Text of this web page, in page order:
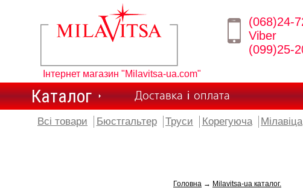
Інтернет магазин "Milavitsa-ua.com"
(068)24-
Viber
(099)25-
Каталог Доставка і оплата
Всі товари Бюстгальтер Труси Корегуюча Мілавіца
Головна → Milavitsa-ua каталог.